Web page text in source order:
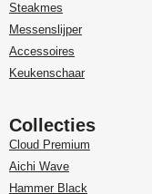
Steakmes
Messenslijper
Accessoires
Keukenschaar
Collecties
Cloud Premium
Aichi Wave
Hammer Black